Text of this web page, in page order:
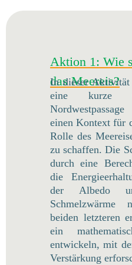
Aktion 1: Wie
das Meereis?
In dieser
eine kurze
einen Kontext für
Rolle des
zu schaffen. Die
durch eine
die
der Albedo
beiden letzteren
ein
entwickeln, mit
Verstärkung